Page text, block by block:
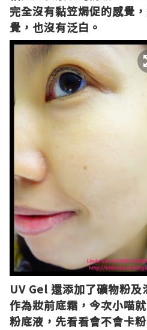
完全沒有黏笠焗促的感覺
覺，也沒有泛白。
UV Gel 還添加了礦物粉及
作為妝前底霜，今次小喵
粉底液， 先看看會不會卡